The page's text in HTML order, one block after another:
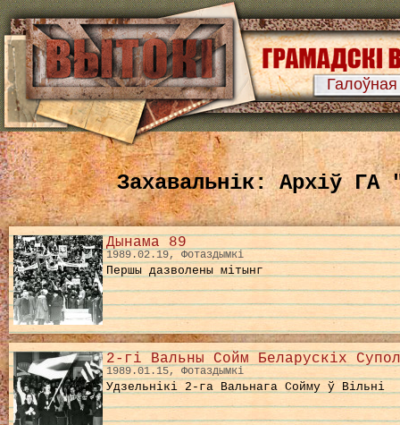
Галоўная
Захавальнік: Архіў ГА
Дынама 89
1989.02.19, Фотаздымкі
Першы дазволены мітынг
2-гі Вальны Сойм Беларускіх
1989.01.15, Фотаздымкі
Удзельнікі 2-га Вальнага Сойму ў Вільні